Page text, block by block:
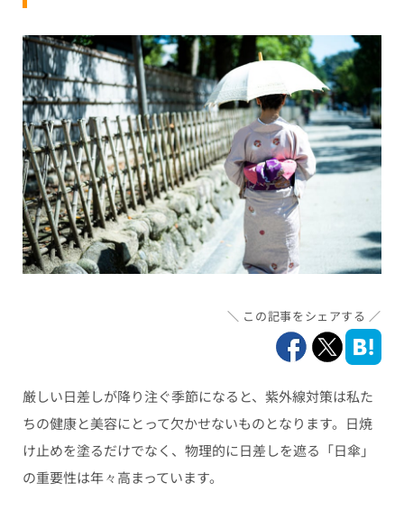
この記事をシェアする
厳しい日差しが降り注ぐ季節になると、紫外線対策は私た
ちの健康と美容にとって欠かせないものとなります。日焼
け止めを塗るだけでなく、物理的に日差しを遮る「日傘」
の重要性は年々高まっています。